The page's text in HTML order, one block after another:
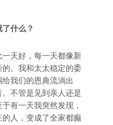
什么？
天好，每一天都像新
。我和太太稳定的委
我们的恩典流淌出
不管是见到亲人还是
有一天我突然发现，
人，变成了全家都癫